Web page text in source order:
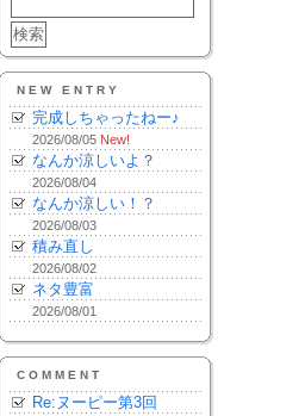
NEW ENTRY
完成しちゃったねー♪
2026/08/05 New!
なんか涼しいよ？
2026/08/04
なんか涼しい！？
2026/08/03
積み直し
2026/08/02
ネタ豊富
2026/08/01
COMMENT
Re:ヌーピー第3回